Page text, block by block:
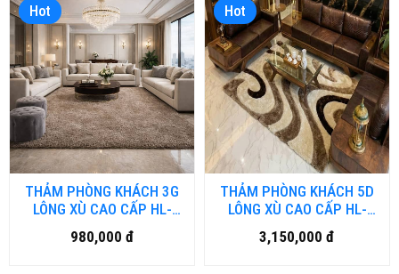
Hot
THẢM PHÒNG KHÁCH 3G
LÔNG XÙ CAO CẤP HL-
980,000 đ
Hot
THẢM PHÒNG KHÁCH 5D
LÔNG XÙ CAO CẤP HL-
3,150,000 đ